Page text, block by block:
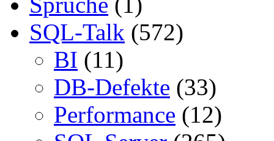
SQL-Talk (572)
BI (11)
DB-Defekte (33)
Performance (12)